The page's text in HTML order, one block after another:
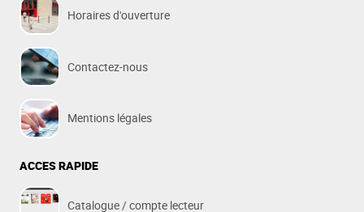
Horaires d'ouverture
Contactez-nous
Mentions légales
ACCES RAPIDE
Catalogue / compte lecteur